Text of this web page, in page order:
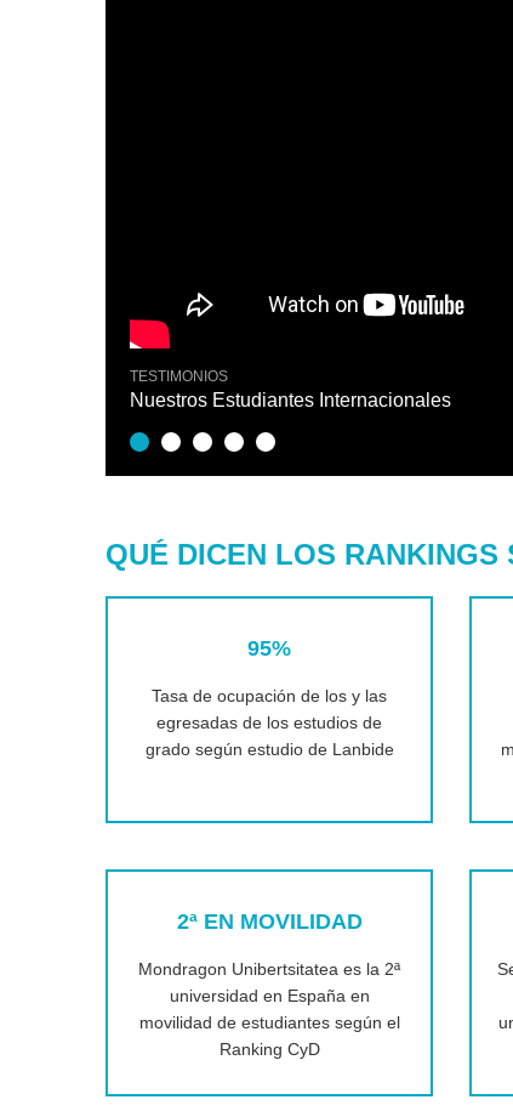
TESTIMONIOS
Nuestros Estudiantes Internacionales
QUÉ DICEN LOS RANKINGS
95%
Tasa de ocupación de los y las
egresadas de los estudios de
grado según estudio de Lanbide
2ª EN MOVILIDAD
Mondragon Unibertsitatea es la 2ª
universidad en España en
movilidad de estudiantes según el
Ranking CyD